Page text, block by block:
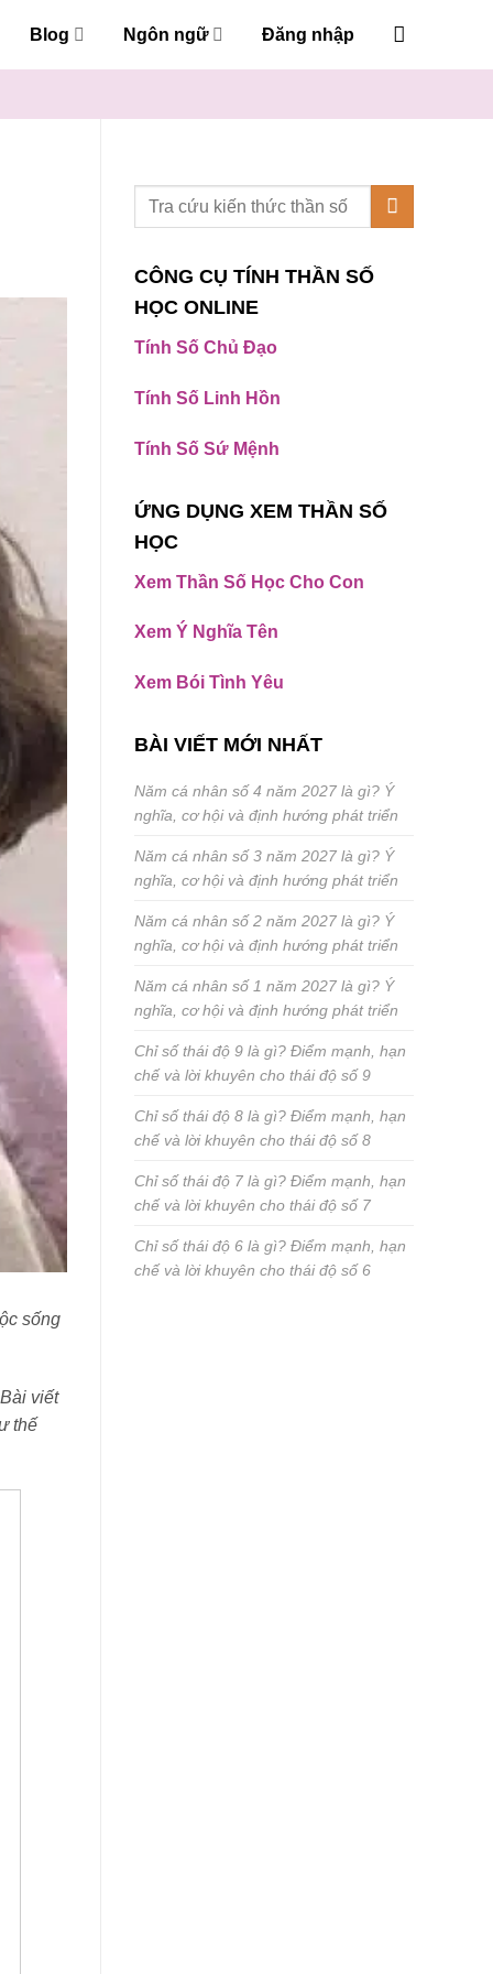
Blog Ngôn ngữ Đăng nhập
sống
viết
thế
CÔNG CỤ TÍNH THẦN SỐ
HỌC ONLINE
Tính Số Chủ Đạo
Tính Số Linh Hồn
Tính Số Sứ Mệnh
ỨNG DỤNG XEM THẦN SỐ
HỌC
Xem Thần Số Học Cho Con
Xem Ý Nghĩa Tên
Xem Bói Tình Yêu
BÀI VIẾT MỚI NHẤT
Năm cá nhân số 4 năm 2027 là gì? Ý
nghĩa, cơ hội và định hướng phát triển
Năm cá nhân số 3 năm 2027 là gì? Ý
nghĩa, cơ hội và định hướng phát triển
Năm cá nhân số 2 năm 2027 là gì? Ý
nghĩa, cơ hội và định hướng phát triển
Năm cá nhân số 1 năm 2027 là gì? Ý
nghĩa, cơ hội và định hướng phát triển
Chỉ số thái độ 9 là gì? Điểm mạnh, hạn
chế và lời khuyên cho thái độ số 9
Chỉ số thái độ 8 là gì? Điểm mạnh, hạn
chế và lời khuyên cho thái độ số 8
Chỉ số thái độ 7 là gì? Điểm mạnh, hạn
chế và lời khuyên cho thái độ số 7
Chỉ số thái độ 6 là gì? Điểm mạnh, hạn
chế và lời khuyên cho thái độ số 6